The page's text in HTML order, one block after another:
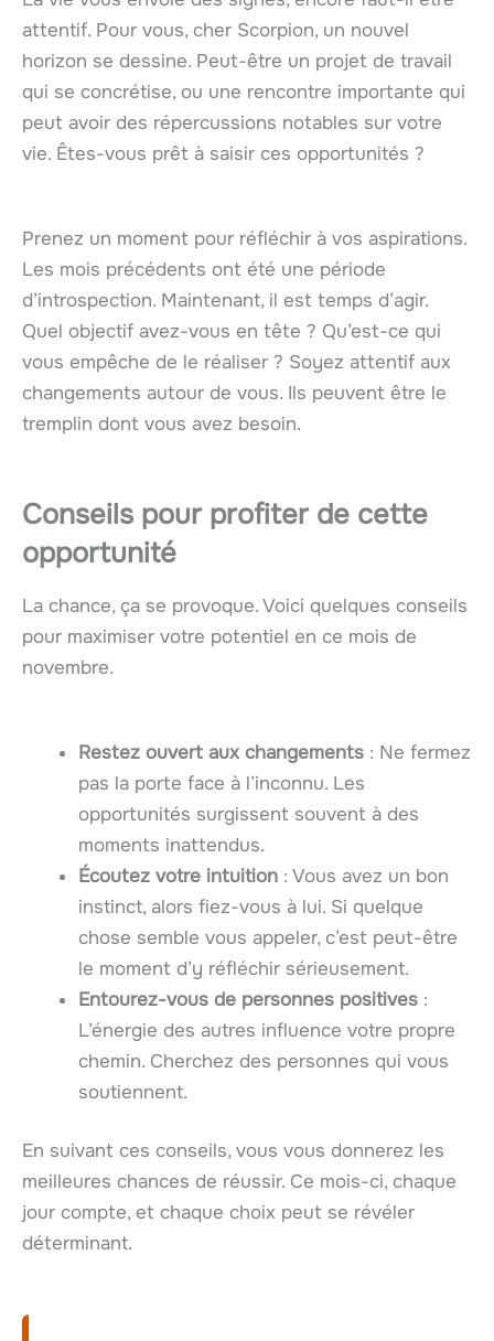
attentif. Pour vous, cher Scorpion, un nouvel
horizon se dessine. Peut-être un projet de travail
qui se concrétise, ou une rencontre importante qui
peut avoir des répercussions notables sur votre
vie. Êtes-vous prêt à saisir ces opportunités ?
Prenez un moment pour réfléchir à vos aspirations.
Les mois précédents ont été une période
d’introspection. Maintenant, il est temps d’agir.
Quel objectif avez-vous en tête ? Qu’est-ce qui
vous empêche de le réaliser ? Soyez attentif aux
changements autour de vous. Ils peuvent être le
tremplin dont vous avez besoin.
Conseils pour profiter de cette
opportunité
La chance, ça se provoque. Voici quelques conseils
pour maximiser votre potentiel en ce mois de
novembre.
Restez ouvert aux changements : Ne fermez
pas la porte face à l’inconnu. Les
opportunités surgissent souvent à des
moments inattendus.
Écoutez votre intuition : Vous avez un bon
instinct, alors fiez-vous à lui. Si quelque
chose semble vous appeler, c’est peut-être
le moment d’y réfléchir sérieusement.
Entourez-vous de personnes positives :
L’énergie des autres influence votre propre
chemin. Cherchez des personnes qui vous
soutiennent.
En suivant ces conseils, vous vous donnerez les
meilleures chances de réussir. Ce mois-ci, chaque
jour compte, et chaque choix peut se révéler
déterminant.